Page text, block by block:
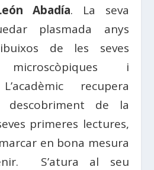
Abadía. La seva
plasmada anys
de les seves
microscòpiques i
recupera
de la
primeres lectures,
en bona mesura
S’atura al seu